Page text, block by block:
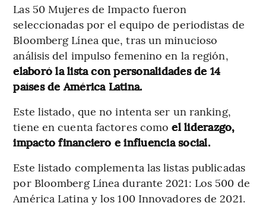
Las 50 Mujeres de Impacto fueron
seleccionadas por el equipo de periodistas de
Bloomberg Línea que, tras un minucioso
análisis del impulso femenino en la región,
elaboró la lista con personalidades de 14
países de América Latina.
Este listado, que no intenta ser un ranking,
tiene en cuenta factores comoel liderazgo,
impacto financiero e influencia social.
Este listado complementa las listas publicadas
por Bloomberg Línea durante 2021: Los 500 de
América Latina y los 100 Innovadores de 2021.